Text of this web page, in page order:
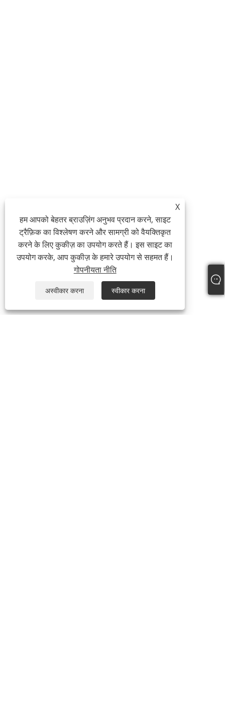
X
हम आपको बेहतर ब्राउज़िंग अनुभव प्रदान करने, साइट
ट्रैफ़िक का विश्लेषण करने और सामग्री को वैयक्तिकृत
करने के लिए कुकीज़ का उपयोग करते हैं। इस साइट का
उपयोग करके, आप कुकीज़ के हमारे उपयोग से सहमत हैं।
गोपनीयता नीति
अस्वीकार करना स्वीकार करना